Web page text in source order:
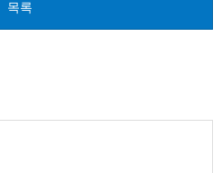
목록